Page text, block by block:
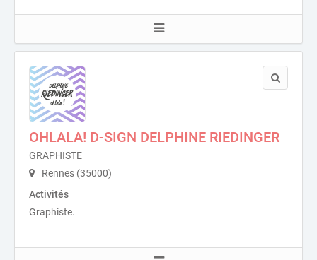
OHLALA! D-SIGN DELPHINE RIEDINGER
GRAPHISTE
Rennes (35000)
Activités
Graphiste.